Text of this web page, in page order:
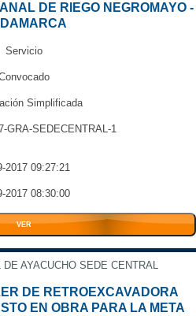
DE RIEGO NEGROMAYO -
Servicio
Simplificada
GRA-SEDECENTRAL-1
2017 09:27:21
2017 08:30:00
VER
AYACUCHO SEDE CENTRAL
DE RETROEXCAVADORA
EN OBRA PARA LA META